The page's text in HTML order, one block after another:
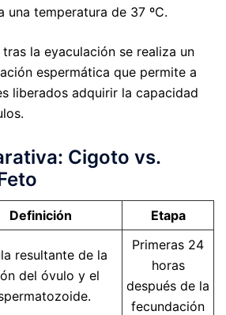
una temperatura de 37 ºC.
la eyaculación se realiza un
espermática que permite a
liberados adquirir la capacidad
Cigoto vs.
Definición Etapa
resultante de la
del óvulo y el
Primeras 24
horas
después de la
fecundación